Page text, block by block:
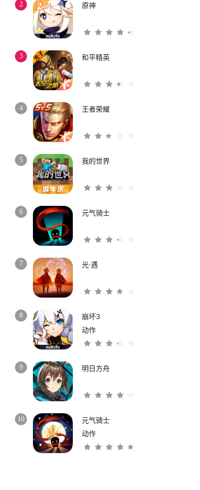
2 原神
3 和平精英
4 王者荣耀
5 我的世界
6 元气骑士
7 光·遇
8
崩坏3
动作
9 明日方舟
10
元气骑士
动作